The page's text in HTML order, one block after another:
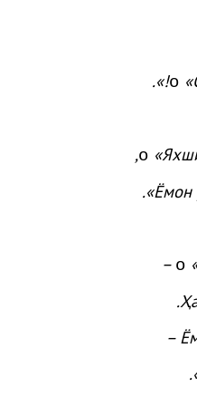
o «
!»
.
o «
,
Ёмон
»
.
o